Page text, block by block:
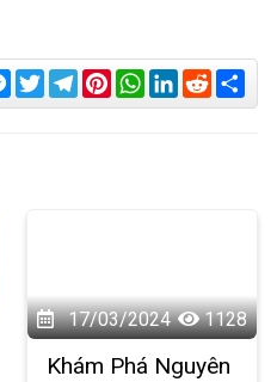
Messenger
TwitterTelegram
Pinterest
WhatsApp
LinkedIn
Reddit
17/03/2024 1128
Khám Phá Nguyên